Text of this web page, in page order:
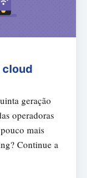
cloud
geração
operadoras
mais
Continue a